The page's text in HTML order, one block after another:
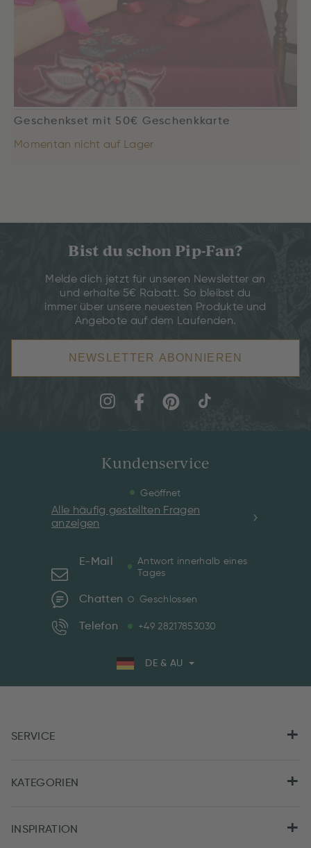
Geschenkset mit 50€ Geschenkkarte
Momentan nicht auf Lager
Bist du schon Pip-Fan?
Melde dich jetzt für unseren Newsletter an
und erhalte 5€ Rabatt. So bleibst du
immer über unsere neuesten Produkte und
Angebote auf dem Laufenden.
NEWSLETTER ABONNIEREN
Kundenservice
Geöffnet
Alle häufig gestellten Fragen
anzeigen
E-Mail
Antwort innerhalb eines
Tages
Chatten Geschlossen
Telefon +49 28217853030
DE & AU
SERVICE
KATEGORIEN
INSPIRATION